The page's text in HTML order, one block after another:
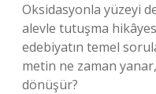
Oksidasyonla yüzeyi
alevle tutuşma
edebiyatın temel
metin ne zaman
dönüşür?